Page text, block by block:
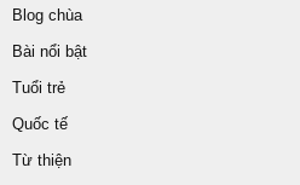
Blog chùa
Bài nổi bật
Tuổi trẻ
Quốc tế
Từ thiện